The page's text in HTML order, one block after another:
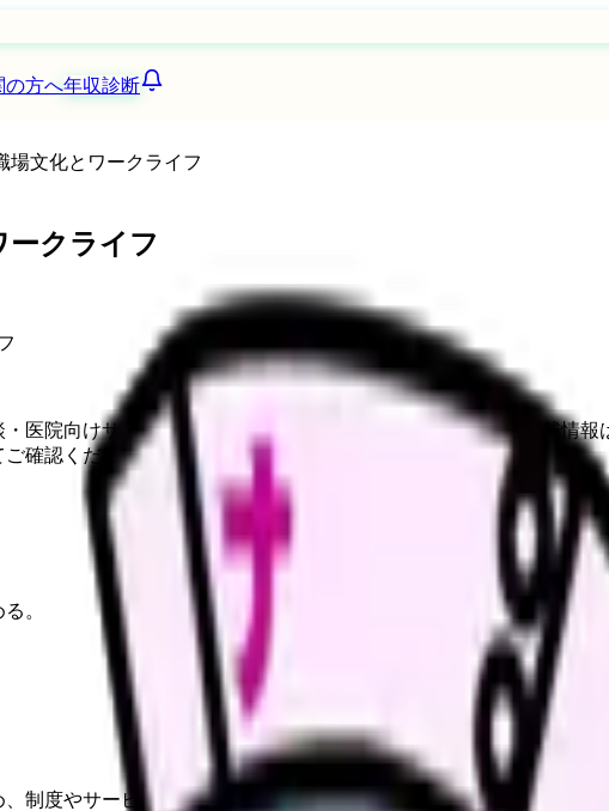
の方へ年収診断
場文化とワークライフ
ークライフ
・医院向けサービスへの問い合わせ導線を設置しています。掲載情
確認ください。
。
制度やサービスの最新条件は公的機関・勤務先・各サービス公式